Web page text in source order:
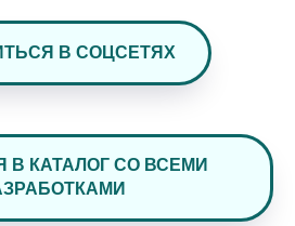
В СОЦСЕТЯХ
В КАТАЛОГ СО ВСЕМИ